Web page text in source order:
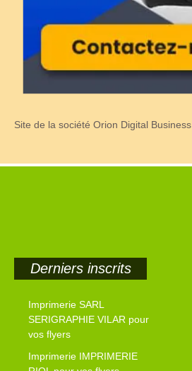
Site de la société Orion Digital Business
Derniers inscrits
Imprimerie SARL
SERIGRAPHIE VILAR pour
vos flyers
Imprimerie IMPRIMERIE